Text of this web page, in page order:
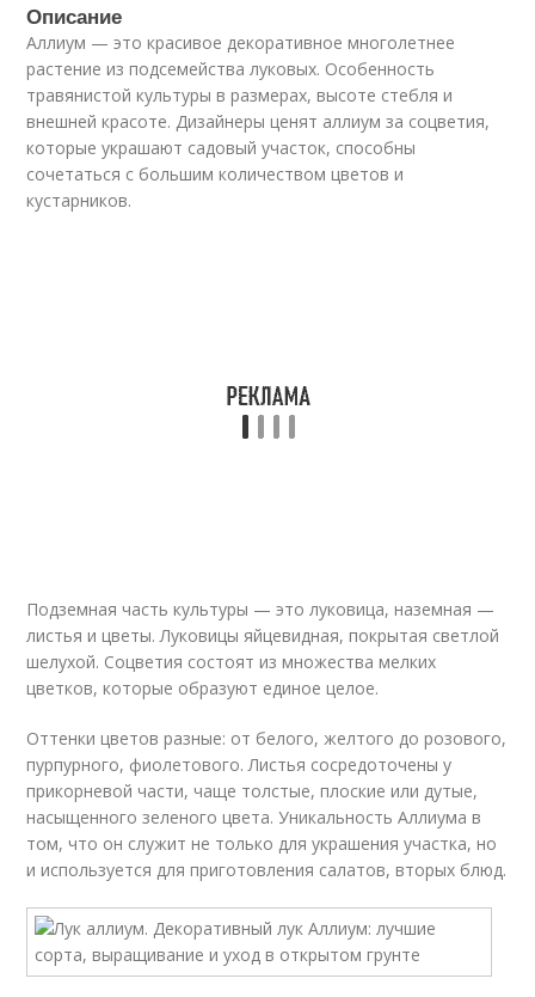
Описание
Аллиум — это красивое декоративное многолетнее
растение из подсемейства луковых. Особенность
травянистой культуры в размерах, высоте стебля и
внешней красоте. Дизайнеры ценят аллиум за соцветия,
которые украшают садовый участок, способны
сочетаться с большим количеством цветов и
кустарников.
Подземная часть культуры — это луковица, наземная —
листья и цветы. Луковицы яйцевидная, покрытая светлой
шелухой. Соцветия состоят из множества мелких
цветков, которые образуют единое целое.
Оттенки цветов разные: от белого, желтого до розового,
пурпурного, фиолетового. Листья сосредоточены у
прикорневой части, чаще толстые, плоские или дутые,
насыщенного зеленого цвета. Уникальность Аллиума в
том, что он служит не только для украшения участка, но
и используется для приготовления салатов, вторых блюд.